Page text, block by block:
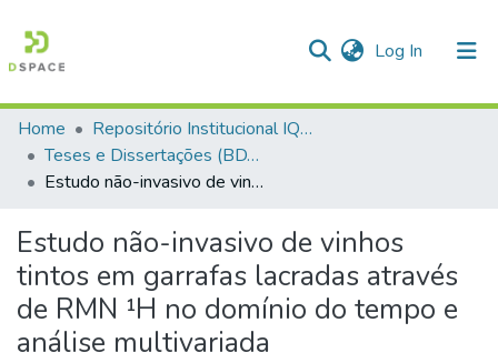
Log In (current)
Communities & Collections
All of DSpace
Statistics
Home
Repositório Institucional IQSC
Teses e Dissertações (BDTD USP)
Estudo não-invasivo de vinhos tintos em garrafas lacradas através de RMN ¹H no domínio do tempo e análise multivariada
Estudo não-invasivo de vinhos
tintos em garrafas lacradas através
de RMN ¹H no domínio do tempo e
análise multivariada